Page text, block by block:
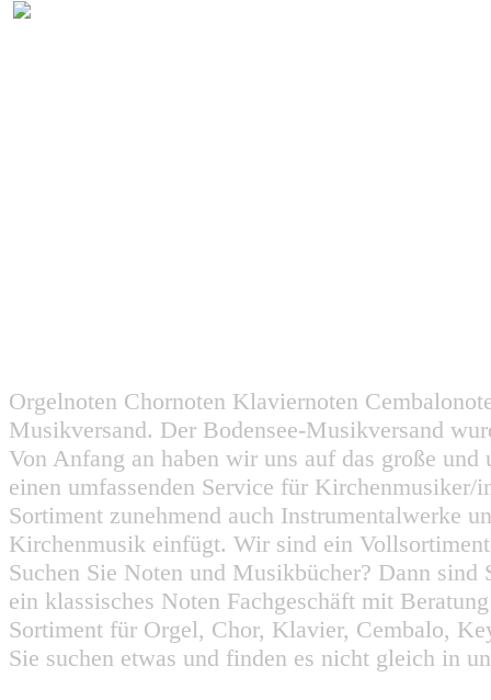
Orgelnoten Chornoten Klaviernoten
Musikversand. Der Bodensee-Musikversand
Von Anfang an haben wir uns auf das große
einen umfassenden Service für
Sortiment zunehmend auch Instrumentalwerke
Kirchenmusik einfügt. Wir sind ein
Suchen Sie Noten und Musikbücher? Dann
ein klassisches Noten Fachgeschäft mit
Sortiment für Orgel, Chor, Klavier, Cembalo,
Sie suchen etwas und finden es nicht gleich in